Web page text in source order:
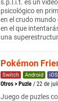
s.p.l.i.t. es un
psicológico en
en el crudo
en el que
una
Pokémon
Switch Android iOS
Otros > Puzle / 22 de
Juego de puzles